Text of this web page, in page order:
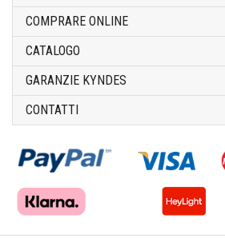
COMPRARE ONLINE
CATALOGO
GARANZIE KYNDES
CONTATTI